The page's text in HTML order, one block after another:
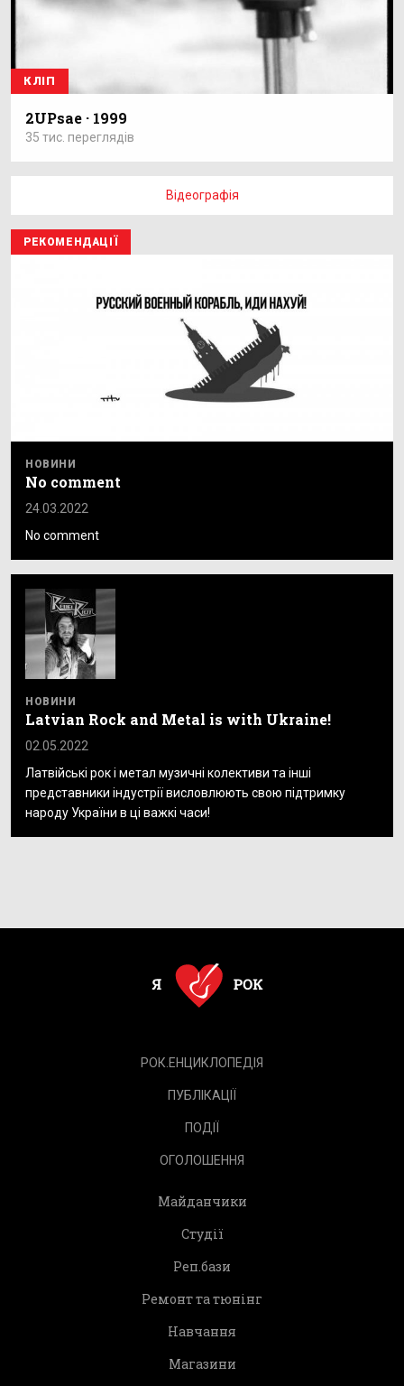
КЛІП
2UPsae · 1999
35 тис. переглядів
Відеографія
РЕКОМЕНДАЦІЇ
НОВИНИ
No comment
24.03.2022
No comment
НОВИНИ
Latvian Rock and Metal is with Ukraine!
02.05.2022
Латвійські рок і метал музичні колективи та інші
представники індустрії висловлюють свою підтримку
народу України в ці важкі часи!
РОК.ЕНЦИКЛОПЕДІЯ
ПУБЛІКАЦІЇ
ПОДІЇ
ОГОЛОШЕННЯ
Майданчики
Студії
Реп.бази
Ремонт та тюнінг
Навчання
Магазини